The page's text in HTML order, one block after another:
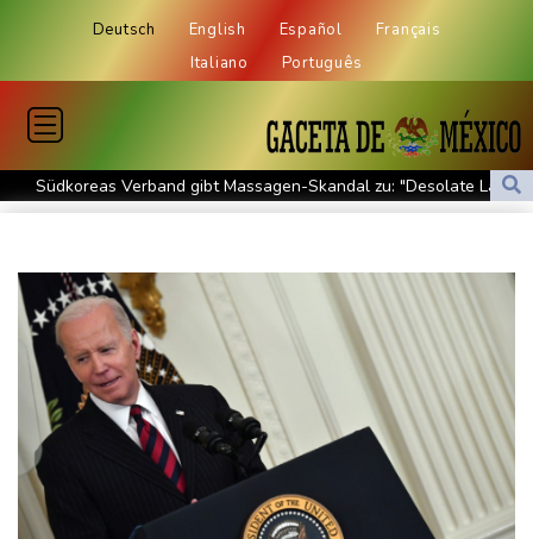
Deutsch English Español
Français
Italiano
Português
Südkoreas Verband gibt Massagen-Skandal zu: "Desolate Lage"
Größer als alle bisherigen US-Anlagen: Amazon finanziert für
Nächste Pleite im Leagues Cup für Müller und Vancouver
Nowotny sieht Klopp als mögliche Stütze im Jugendbereich
Bayer-Boss Carro: "Wir wollen Titel gewinnen"
Bericht: EU importiert wieder mehr Flüssiggas aus Russland
Militärverwaltung: Mindestens drei Tote durch russische Angriffe
in Region Kiew
BUND kritisiert Lockerung von Sonntagsfahrverbot für Lkw - BDI
begrüßt es